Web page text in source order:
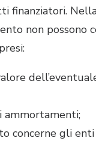
finanziatori.
non possono
ammortamenti;
concerne gli